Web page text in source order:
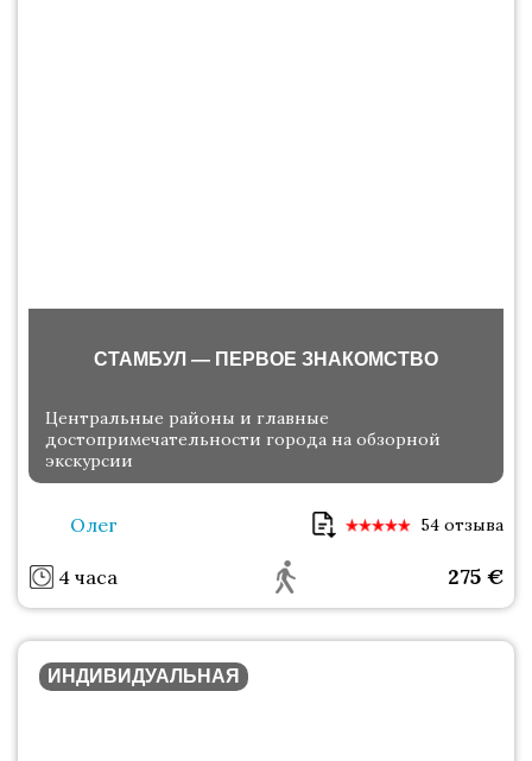
СТАМБУЛ — ПЕРВОЕ ЗНАКОМСТВО
Центральные районы и главные
достопримечательности города на обзорной
экскурсии
Олег 54 отзыва
4 часа 275 €
ИНДИВИДУАЛЬНАЯ